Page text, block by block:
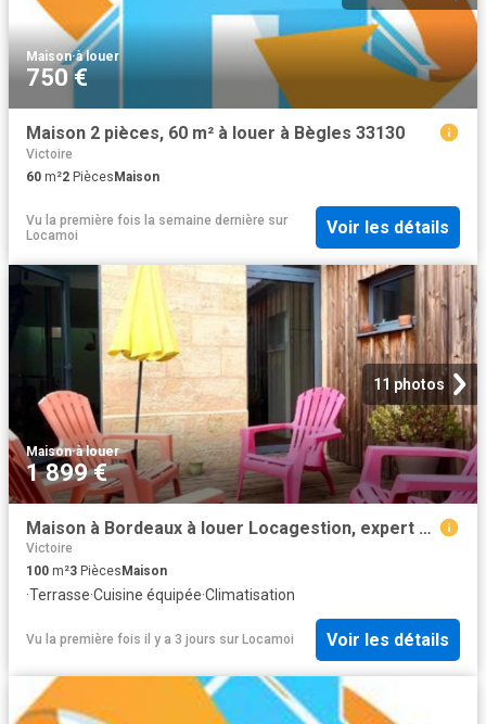
Maison·à louer
750 €
Maison 2 pièces, 60 m² à louer à Bègles 33130
Victoire
60 m²2 PiècesMaison
Vu la première fois la semaine dernière sur
Locamoi
Voir les détails
11 photos
Maison·à louer
1 899 €
Maison à Bordeaux à louer Locagestion, expert en gestion locative
Victoire
100 m²3 Pièces Maison
·Terrasse·Cuisine équipée·Climatisation
Vu la première fois il y a 3 jours sur Locamoi Voir les détails